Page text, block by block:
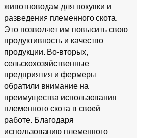
животноводам для покупки и
разведения племенного скота.
Это позволяет им повысить свою
продуктивность и качество
продукции. Во-вторых,
сельскохозяйственные
предприятия и фермеры
обратили внимание на
преимущества использования
племенного скота в своей
работе. Благодаря
использованию племенного